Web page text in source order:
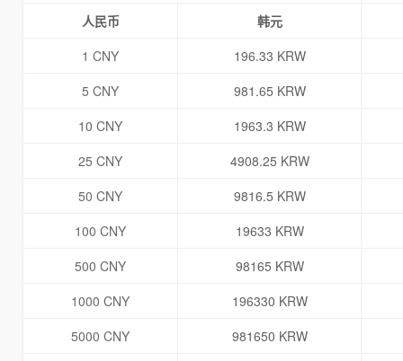
人民币
韩元
1 CNY
196.33 KRW
5 CNY
981.65 KRW
10 CNY
1963.3 KRW
25 CNY
4908.25 KRW
50 CNY
9816.5 KRW
100 CNY
19633 KRW
500 CNY
98165 KRW
1000 CNY
196330 KRW
5000 CNY
981650 KRW